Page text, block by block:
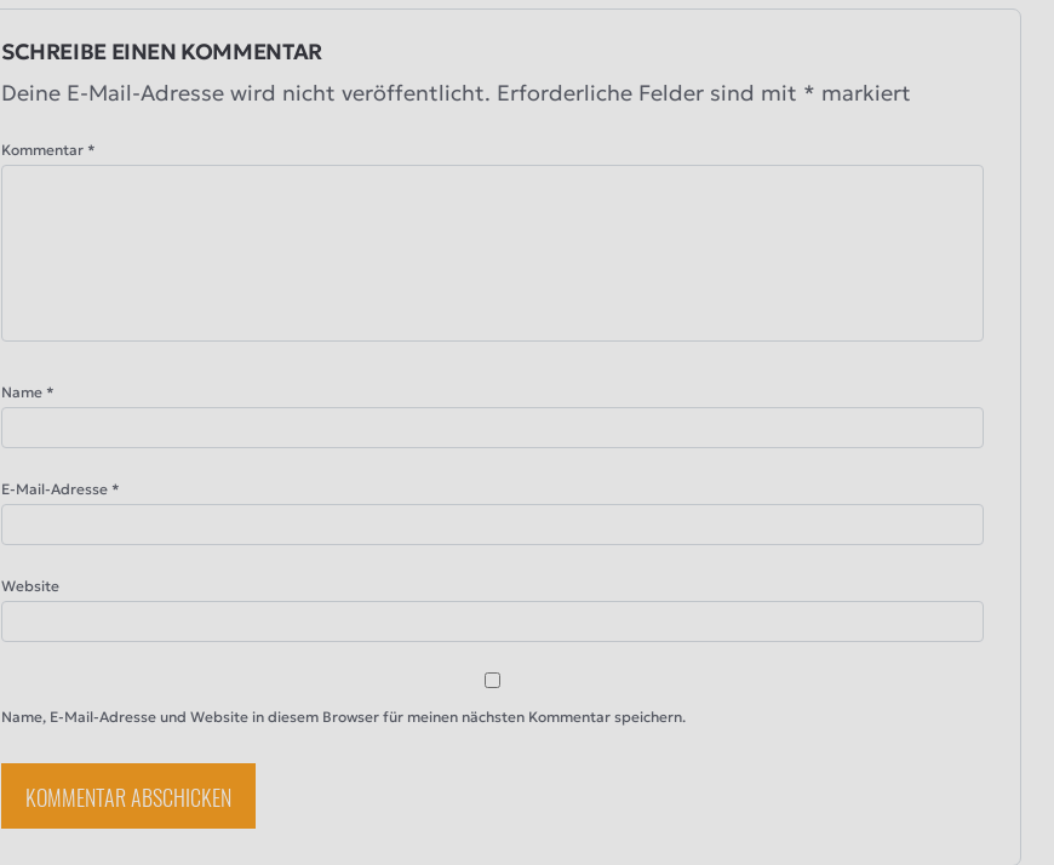
SCHREIBE EINEN KOMMENTAR
Deine E-Mail-Adresse wird nicht veröffentlicht. Erforderliche Felder sind mit * markiert
Kommentar *
Name *
E-Mail-Adresse *
Website
Name, E-Mail-Adresse und Website in diesem Browser für meinen nächsten Kommentar speichern.